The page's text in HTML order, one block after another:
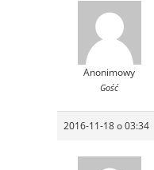
Anonimowy
Gość
2016-11-18 o 03:34